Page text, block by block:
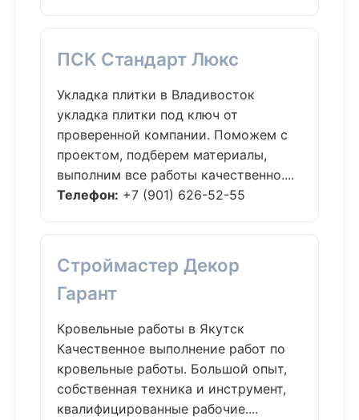
ПСК Стандарт Люкс
Укладка плитки в Владивосток
укладка плитки под ключ от
проверенной компании. Поможем с
проектом, подберем материалы,
выполним все работы качественно....
Телефон: +7 (901) 626-52-55
Строймастер Декор
Гарант
Кровельные работы в Якутск
Качественное выполнение работ по
кровельные работы. Большой опыт,
собственная техника и инструмент,
квалифицированные рабочие....